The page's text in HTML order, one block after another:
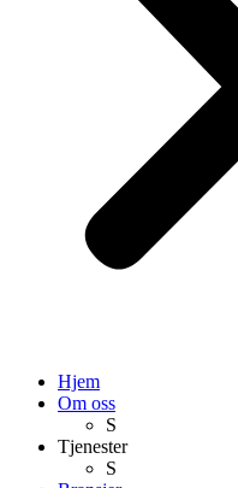
Hjem
Om oss
S
Tjenester
S